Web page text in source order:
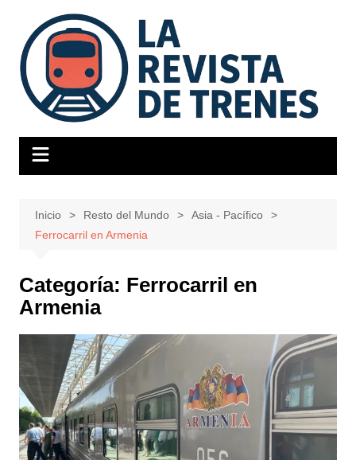
contenido
Inicio Resto del Mundo
Asia - Pacífico
Ferrocarril en Armenia
Categoría: Ferrocarril en
Armenia